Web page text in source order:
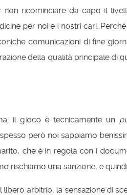
ricominciare da capo il
per noi e i nostri cari.
comunicazioni di fine
della qualità principale di
il gioco è tecnicamente un
però noi sappiamo
che è in regola con i
rischiamo una sanzione, e
libero arbitrio, la sensazione di